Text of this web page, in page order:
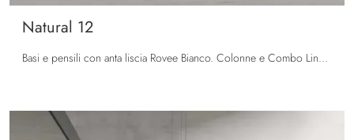
Natural 12
Basi e pensili con anta liscia Rovee Bianco. Colonne e Combo Line con anta liscia Rovere Sahara. Top in Neolith® Cement Satin. Maniglia Grip, gola ...